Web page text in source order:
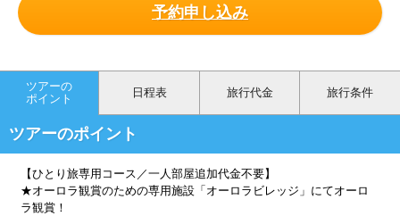
予約申し込み
ツアーの
ポイント
日程表 旅行代金 旅行条件
ツアーのポイント
【ひとり旅専用コース／一人部屋追加代金不要】
★オーロラ観賞のための専用施設「オーロラビレッジ」にてオーロ
ラ観賞！